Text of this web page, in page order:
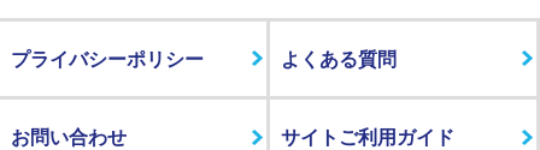
プライバシーポリシー よくある質問
お問い合わせ サイトご利用ガイド